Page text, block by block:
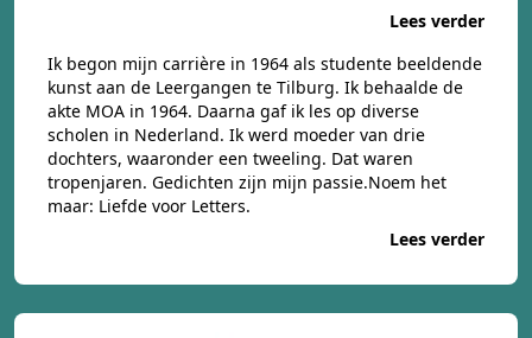
Lees verder
Ik begon mijn carrière in 1964 als studente beeldende
kunst aan de Leergangen te Tilburg. Ik behaalde de
akte MOA in 1964. Daarna gaf ik les op diverse
scholen in Nederland. Ik werd moeder van drie
dochters, waaronder een tweeling. Dat waren
tropenjaren. Gedichten zijn mijn passie.Noem het
maar: Liefde voor Letters.
Lees verder